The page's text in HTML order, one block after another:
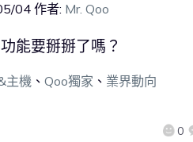
04 作者: Mr. Qoo
0
能要掰掰了嗎？
主機、 Qoo獨家 、 業界動向